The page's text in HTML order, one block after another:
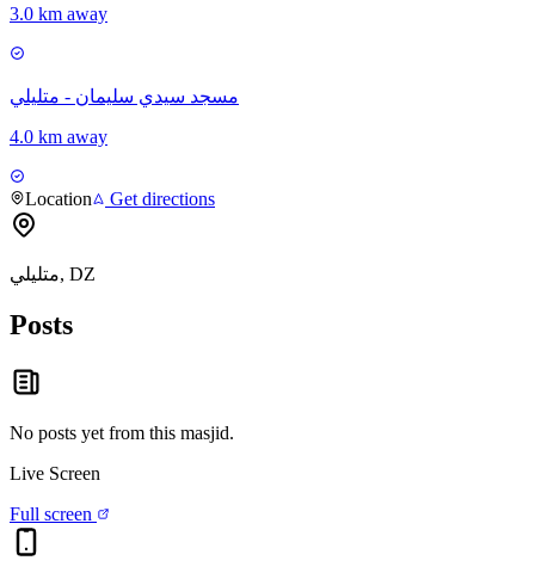
3.0 km away
مسجد سيدي سليمان - متليلي
4.0 km away
Location Get directions
متليلي, DZ
Posts
No posts yet from this masjid.
Live Screen
Full screen